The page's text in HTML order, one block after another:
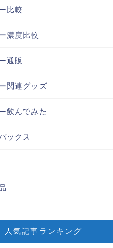
比較
濃度比較
通販
関連グッズ
飲んでみた
ックス
人気記事ランキング